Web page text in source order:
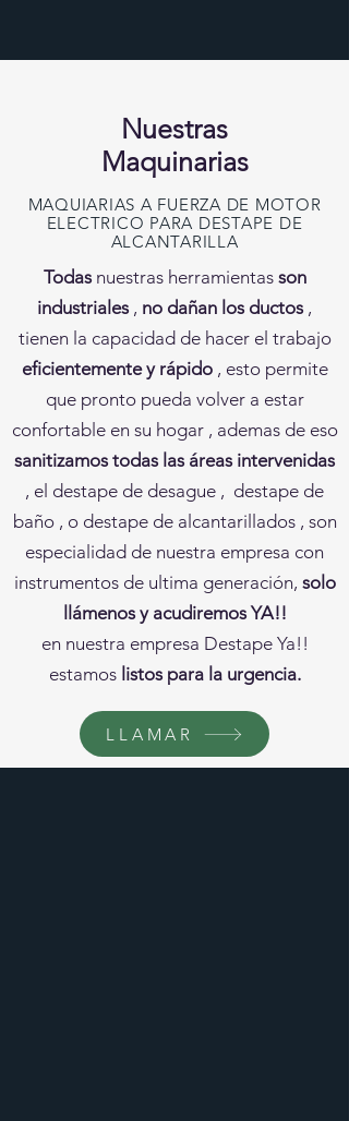
Nuestras
Maquinarias
MAQUIARIAS A FUERZA DE MOTOR
ELECTRICO PARA DESTAPE DE
ALCANTARILLA
Todas nuestras herramientas son
industriales , no dañan los ductos,
tienen la capacidad de hacer el trabajo
eficientemente y rápido, esto permite
que pronto pueda volver a estar
confortable en su hogar , ademas de eso
sanitizamos todas las áreas intervenidas
, el destape de desague , destape de
baño , o destape de alcantarillados , son
especialidad de nuestra empresa con
instrumentos de ultima generación, solo
llámenos y acudiremos YA!!
en nuestra empresa Destape Ya!!
estamos listos para la urgencia.
LLAMAR